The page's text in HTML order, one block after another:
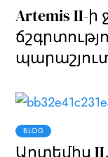
Artemis II-ի
BLOG
Արտեմիս